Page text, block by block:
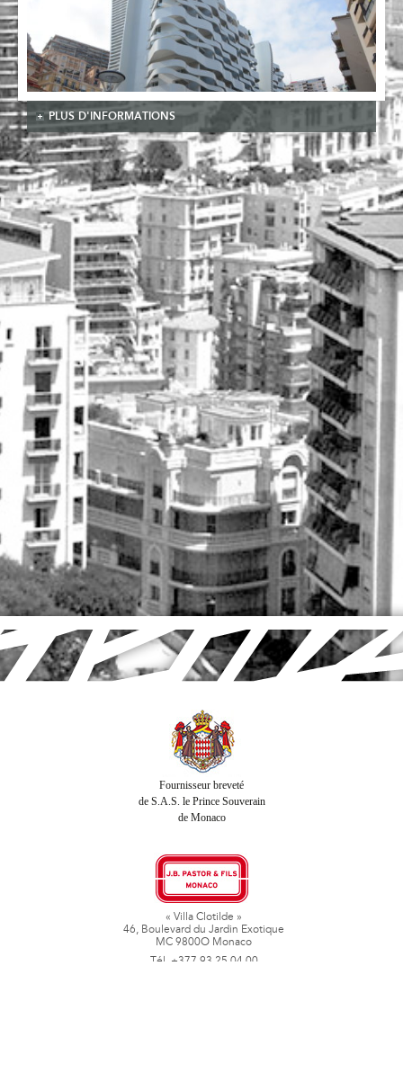
PLUS D'INFORMATIONS
Fournisseur breveté
de S.A.S. le Prince Souverain
de Monaco
« Villa Clotilde »
46, Boulevard du Jardin Exotique
MC 9800O Monaco
Tél. +377 93 25 04 00